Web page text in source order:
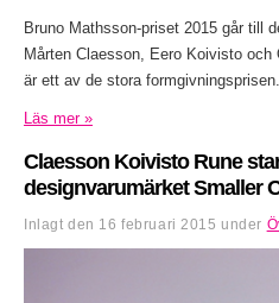
Bruno Mathsson-priset 2015 går till
Mårten Claesson, Eero Koivisto
är ett av de stora
Läs mer »
Claesson Koivisto Rune
designvarumärket Smaller
Inlagt den 16 februari 2015 under